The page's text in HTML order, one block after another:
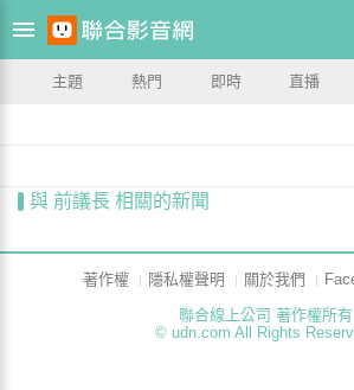
主題 熱門 即時 直播
與 前議長 相關的新聞
著作權 隱私權聲明 關於我們
聯合線上公司 著作權所有
© udn.com All Rights